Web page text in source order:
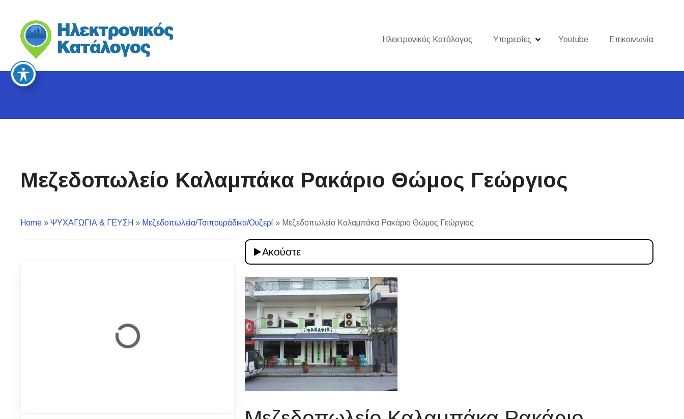
Ηλεκτρονικός Κατάλογος Υπηρεσίες Youtube Επικοινωνία
Μεζεδοπωλείο Καλαμπάκα Ρακάριο Θώμος Γεώργιος
Home » ΨΥΧΑΓΩΓΙΑ & ΓΕΥΣΗ » Μεζεδοπωλεία/Τσιπουράδικα/Ουζερί » Μεζεδοπωλείο Καλαμπάκα Ρακάριο Θώμος Γεώργιος
Ακούστε